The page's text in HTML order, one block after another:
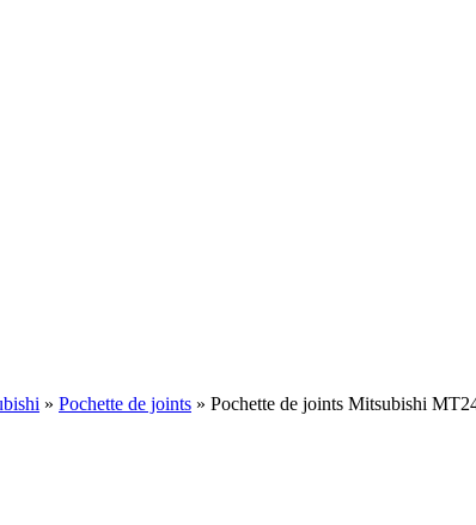
» Pochette de joints » Pochette de joints Mitsubishi